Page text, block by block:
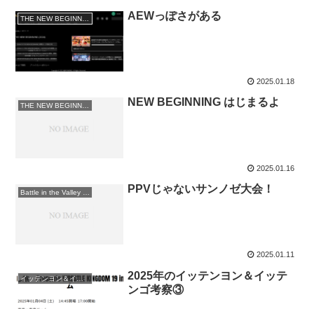
THE NEW BEGINNING 2024 AEWっぽさがある
2025.01.18
THE NEW BEGINNING 2025 NEW BEGINNING はじまるよ
2025.01.16
PPVじゃないサンノゼ大会！
2025.01.11
イッテンヨン＆イッテンゴ
2025年のイッテンヨン＆イッテ
ンゴ考察③